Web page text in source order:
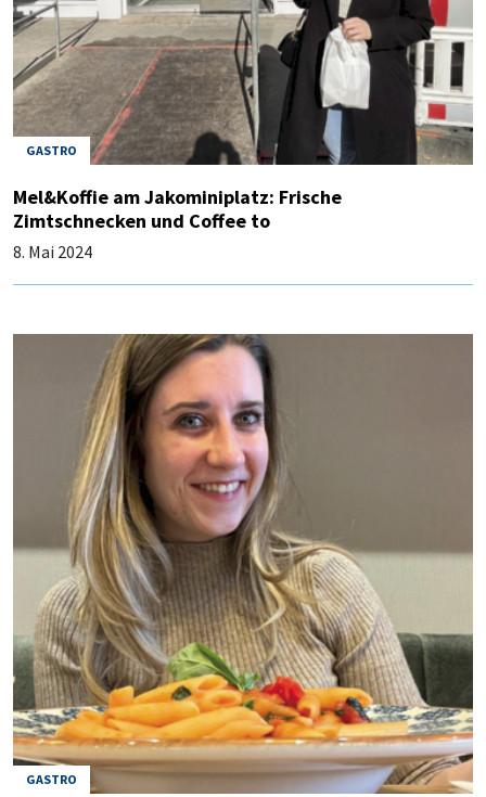
GASTRO
Mel&Koffie am Jakominiplatz: Frische
Zimtschnecken und Coffee to
8. Mai 2024
GASTRO